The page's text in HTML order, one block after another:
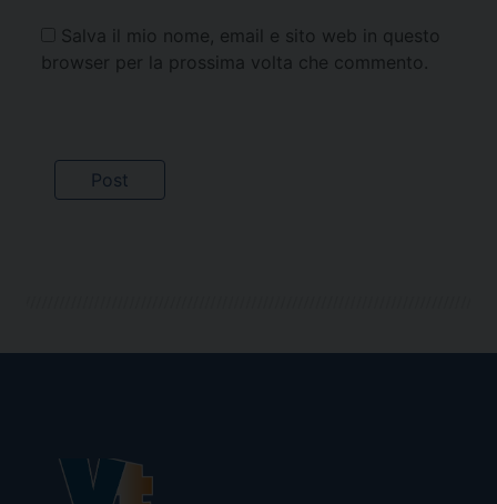
Salva il mio nome, email e sito web in questo
browser per la prossima volta che commento.